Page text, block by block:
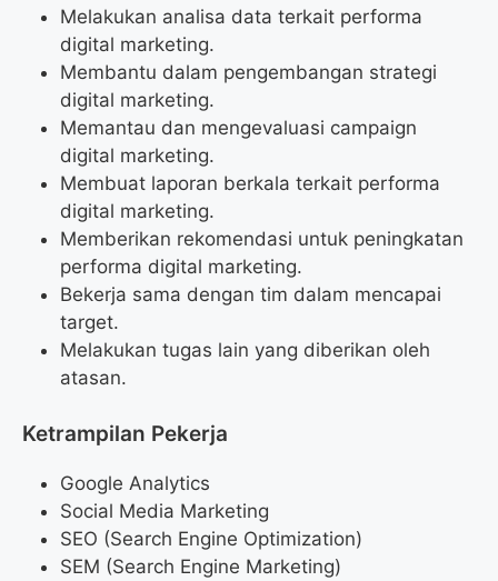
Melakukan analisa data terkait performa
digital marketing.
Membantu dalam pengembangan strategi
digital marketing.
Memantau dan mengevaluasi campaign
digital marketing.
Membuat laporan berkala terkait performa
digital marketing.
Memberikan rekomendasi untuk peningkatan
performa digital marketing.
Bekerja sama dengan tim dalam mencapai
target.
Melakukan tugas lain yang diberikan oleh
atasan.
Ketrampilan Pekerja
Google Analytics
Social Media Marketing
SEO (Search Engine Optimization)
SEM (Search Engine Marketing)